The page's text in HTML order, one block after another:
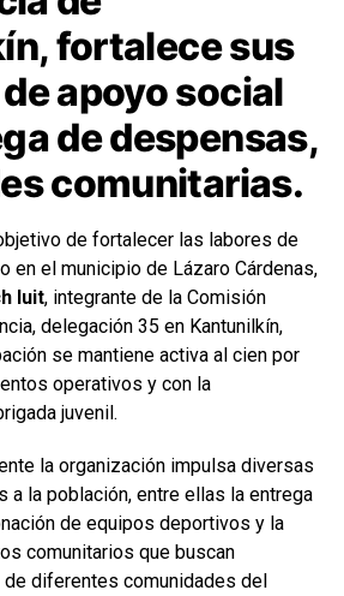
fortalece sus
apoyo social
de despensas,
comunitarias.
de fortalecer las labores de
en el municipio de Lázaro Cárdenas,
Iuit, integrante de la Comisión
delegación 35 en Kantunilkín,
se mantiene activa al cien por
operativos y con la
juvenil.
la organización impulsa diversas
a la población, entre ellas la entrega
de equipos deportivos y la
comunitarios que buscan
diferentes comunidades del